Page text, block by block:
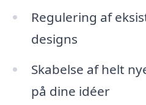
Regulering af
designs
Skabelse af helt
på dine idéer